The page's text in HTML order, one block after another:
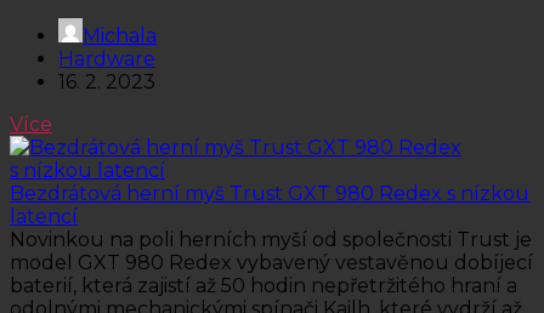
Michala
Hardware
16. 2. 2023
Více
Bezdrátová herní myš Trust GXT 980 Redex s nízkou
latencí
Novinkou na poli herních myší od společnosti Trust je
model GXT 980 Redex vybavený vestavěnou dobíjecí
baterií, která zajistí až 50 hodin nepřetržitého hraní a